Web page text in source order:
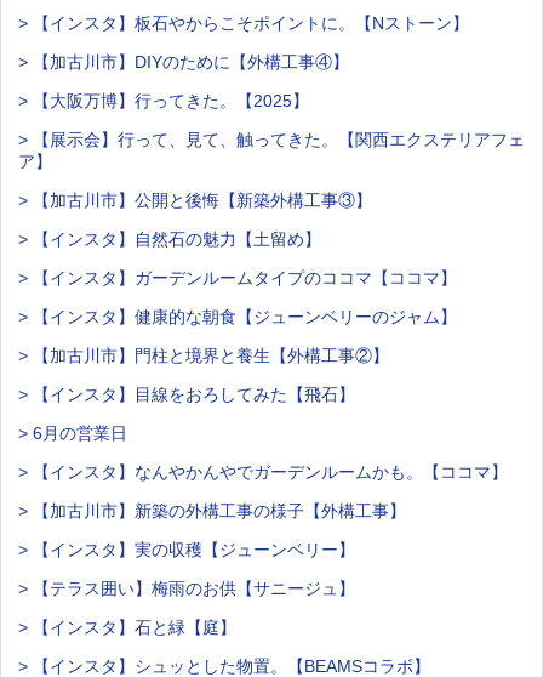
> 【インスタ】板石やからこそポイントに。【Nストーン】
> 【加古川市】DIYのために【外構工事④】
> 【大阪万博】行ってきた。【2025】
> 【展示会】行って、見て、触ってきた。【関西エクステリアフェ
ア】
> 【加古川市】公開と後悔【新築外構工事③】
> 【インスタ】自然石の魅力【土留め】
> 【インスタ】ガーデンルームタイプのココマ【ココマ】
> 【インスタ】健康的な朝食【ジューンベリーのジャム】
> 【加古川市】門柱と境界と養生【外構工事②】
> 【インスタ】目線をおろしてみた【飛石】
> 6月の営業日
> 【インスタ】なんやかんやでガーデンルームかも。【ココマ】
> 【加古川市】新築の外構工事の様子【外構工事】
> 【インスタ】実の収穫【ジューンベリー】
> 【テラス囲い】梅雨のお供【サニージュ】
> 【インスタ】石と緑【庭】
> 【インスタ】シュッとした物置。【BEAMSコラボ】